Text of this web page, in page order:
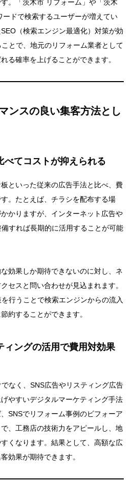
。「茨木市 リフォーム」や「茨木
ドで検索するユーザーが増えてい
（検索エンジン最適化）対策が効
とで、地元のリフォーム業者として
る確率を上げることができます。
ンスの良い集客方法とし
べてコストが抑えられる
といった従来の広告手法と比べ、費
。たとえば、チラシを配布する場
かりますが、インターネット広告や
すれば長期的に活用することが可能
効果しか期待できないのに対し、ネ
セスと問い合わせが見込まれます。
行うことで検索エンジンからの流入
約することができます。
ィングの活用で費用対効果
なく、SNS広告やリスティング広告
やすいデジタルマーケティング手法
SNSでリフォーム事例のビフォーア
、工務店の技術力をアピールし、地
くなります。結果として、高額な広
効果が期待できます。